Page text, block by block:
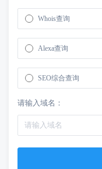
Whois查询
Alexa查询
SEO综合查询
请输入域名：